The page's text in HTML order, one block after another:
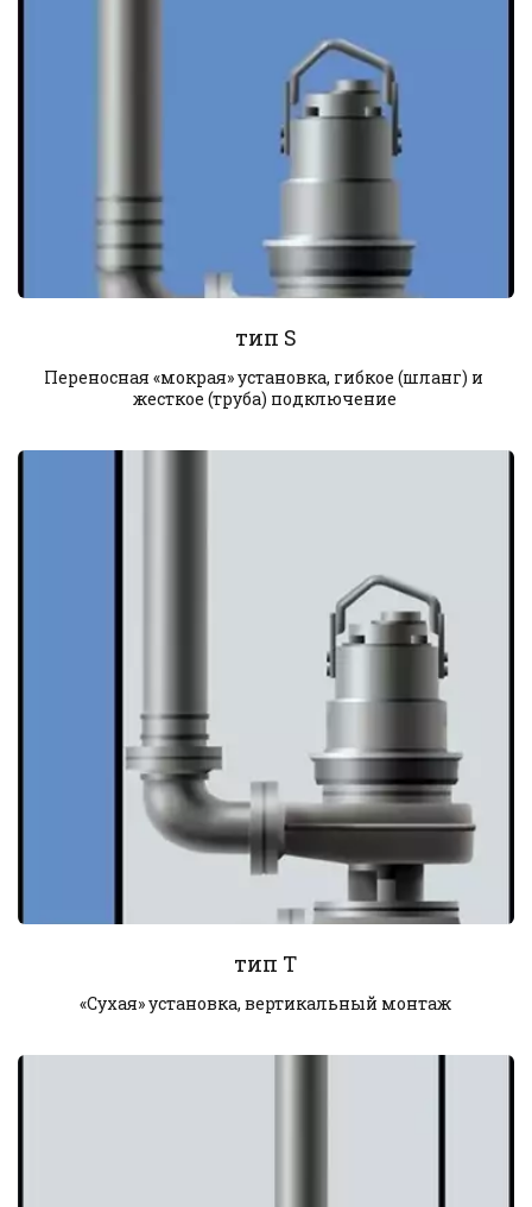
тип S
Переносная «мокрая» установка, гибкое (шланг) и
жесткое (труба) подключение
тип T
«Сухая» установка, вертикальный монтаж